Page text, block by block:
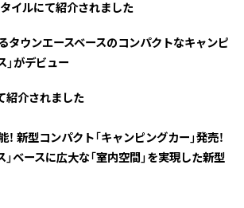
イルにて紹介されました
タウンエースベースのコンパクトなキャンピ
」がデビュー
紹介されました
！ 新型コンパクト「キャンピングカー」発売！
」ベースに広大な「室内空間」を実現した新型